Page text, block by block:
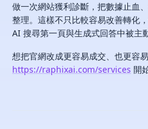
做一次網站獲利診斷，把數據止血
整理。這樣不只比較容易改善轉化
AI 搜尋第一頁與生成式回答中被主
想把官網改成更容易成交、也更容
https://raphixai.com/services 開